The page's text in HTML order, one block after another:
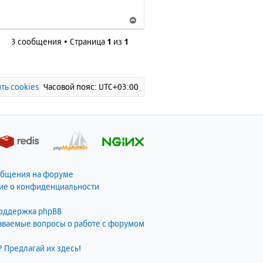
ч
е
т
с
а
3 сообщения • Страница 1 из 1
Часовой пояс: UTC+03:00
cookies
на форуме
о конфиденциальности
phpBB
вопросы о работе с форумом
Предлагай их здесь!